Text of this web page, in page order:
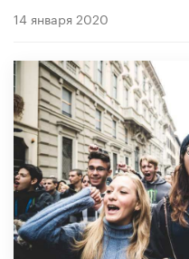
14 января 2020